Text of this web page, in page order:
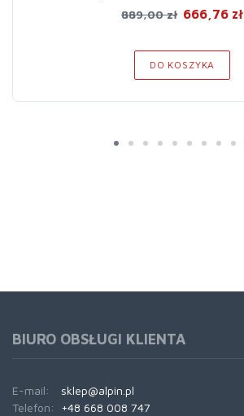
889,00 zł 666,76 zł
DO KOSZYKA
BIURO OBSŁUGI KLIENTA
E-mail:
sklep@alpin.pl
Telefon:
+48 668 008 747